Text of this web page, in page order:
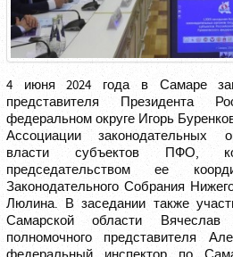
4 июня 2024 года в Самаре
представителя Президента
федеральном округе Игорь
Ассоциации законодательных
власти субъектов ПФО,
председательством ее
Законодательного Собрания
Люлина. В заседании также
Самарской области
полномочного представителя